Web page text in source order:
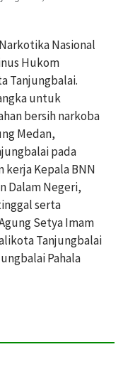
Nasional
Hukom
Tanjungbalai.
untuk
bersih narkoba
Medan,
pada
kerja Kepala BNN
Dalam Negeri,
serta
Setya Imam
Tanjungbalai
Pahala